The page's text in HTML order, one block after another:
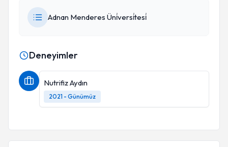
Adnan Menderes Üni̇versi̇tesi̇
Deneyimler
Nutrifiz Aydın
2021 - Günümüz